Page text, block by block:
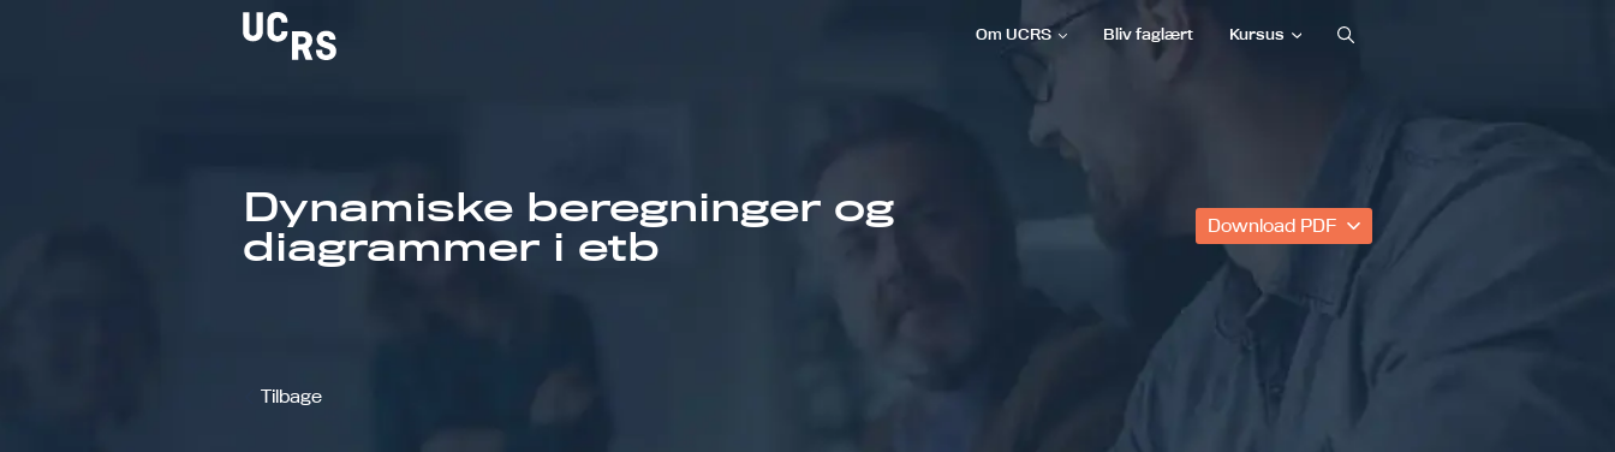
Om UCRS Bliv faglært Kursus
Dynamiske beregninger og
diagrammer i etb
Download PDF
Tilbage